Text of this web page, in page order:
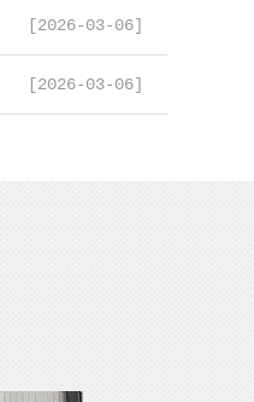
[2026-03-06]
[2026-03-06]